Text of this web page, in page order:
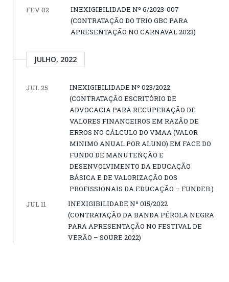
FEV 02
INEXIGIBILIDADE Nº 6/2023-007
(CONTRATAÇÃO DO TRIO GBC PARA
APRESENTAÇÃO NO CARNAVAL 2023)
JULHO, 2022
JUL 25
INEXIGIBILIDADE Nº 023/2022
(CONTRATAÇÃO ESCRITÓRIO DE
ADVOCACIA PARA RECUPERAÇÃO DE
VALORES FINANCEIROS EM RAZÃO DE
ERROS NO CÁLCULO DO VMAA (VALOR
MINIMO ANUAL POR ALUNO) EM FACE DO
FUNDO DE MANUTENÇÃO E
DESENVOLVIMENTO DA EDUCAÇÃO
BÁSICA E DE VALORIZAÇÃO DOS
PROFISSIONAIS DA EDUCAÇÃO – FUNDEB.)
JUL 11
INEXIGIBILIDADE Nº 015/2022
(CONTRATAÇÃO DA BANDA PÉROLA NEGRA
PARA APRESENTAÇÃO NO FESTIVAL DE
VERÃO – SOURE 2022)